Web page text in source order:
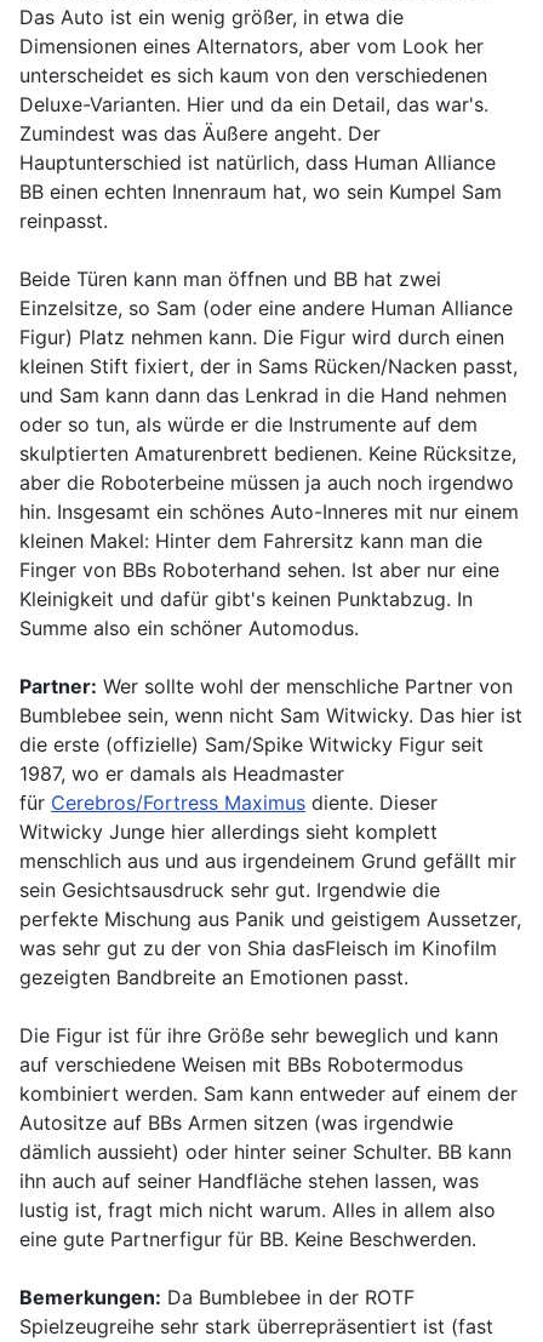
Das Auto ist ein wenig größer, in etwa die
Dimensionen eines Alternators, aber vom Look her
unterscheidet es sich kaum von den verschiedenen
Deluxe-Varianten. Hier und da ein Detail, das war's.
Zumindest was das Äußere angeht. Der
Hauptunterschied ist natürlich, dass Human Alliance
BB einen echten Innenraum hat, wo sein Kumpel Sam
reinpasst.
Beide Türen kann man öffnen und BB hat zwei
Einzelsitze, so Sam (oder eine andere Human Alliance
Figur) Platz nehmen kann. Die Figur wird durch einen
kleinen Stift fixiert, der in Sams Rücken/Nacken passt,
und Sam kann dann das Lenkrad in die Hand nehmen
oder so tun, als würde er die Instrumente auf dem
skulptierten Amaturenbrett bedienen. Keine Rücksitze,
aber die Roboterbeine müssen ja auch noch irgendwo
hin. Insgesamt ein schönes Auto-Inneres mit nur einem
kleinen Makel: Hinter dem Fahrersitz kann man die
Finger von BBs Roboterhand sehen. Ist aber nur eine
Kleinigkeit und dafür gibt's keinen Punktabzug. In
Summe also ein schöner Automodus.
Partner: Wer sollte wohl der menschliche Partner von
Bumblebee sein, wenn nicht Sam Witwicky. Das hier ist
die erste (offizielle) Sam/Spike Witwicky Figur seit
1987, wo er damals als Headmaster
für Cerebros/Fortress Maximus diente. Dieser
Witwicky Junge hier allerdings sieht komplett
menschlich aus und aus irgendeinem Grund gefällt mir
sein Gesichtsausdruck sehr gut. Irgendwie die
perfekte Mischung aus Panik und geistigem Aussetzer,
was sehr gut zu der von Shia dasFleisch im Kinofilm
gezeigten Bandbreite an Emotionen passt.
Die Figur ist für ihre Größe sehr beweglich und kann
auf verschiedene Weisen mit BBs Robotermodus
kombiniert werden. Sam kann entweder auf einem der
Autositze auf BBs Armen sitzen (was irgendwie
dämlich aussieht) oder hinter seiner Schulter. BB kann
ihn auch auf seiner Handfläche stehen lassen, was
lustig ist, fragt mich nicht warum. Alles in allem also
eine gute Partnerfigur für BB. Keine Beschwerden.
Bemerkungen: Da Bumblebee in der ROTF
Spielzeugreihe sehr stark überrepräsentiert ist (fast